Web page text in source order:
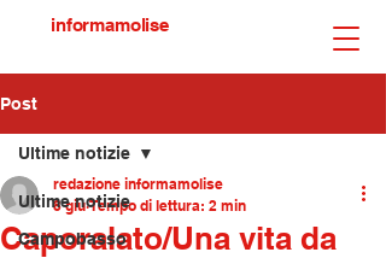
informamolise
Post
Ultime notizie
Campobasso
Ultime notizie
Caporalato/Una vita da
redazione informamolise
8 giu Tempo di lettura: 2 min